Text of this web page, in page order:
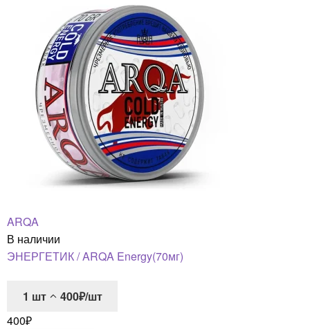
ARQA
В наличии
ЭНЕРГЕТИК / ARQA Energy(70мг)
1 шт
400₽/шт
400₽